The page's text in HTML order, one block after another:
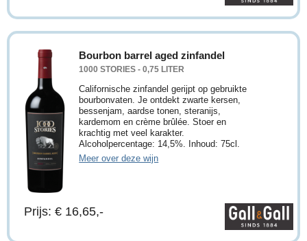
Bourbon barrel aged zinfandel
1000 STORIES - 0,75 LITER
Californische zinfandel gerijpt op gebruikte
bourbonvaten. Je ontdekt zwarte kersen,
bessenjam, aardse tonen, steranijs,
kardemom en crème brûlée. Stoer en
krachtig met veel karakter.
Alcoholpercentage: 14,5%. Inhoud: 75cl.
Meer over deze wijn
Prijs: € 16,65,-